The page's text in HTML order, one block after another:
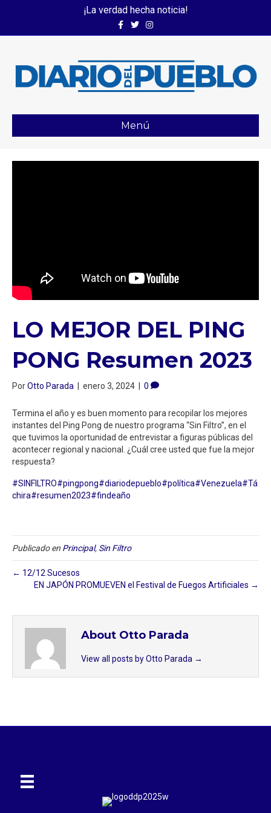
¡La verdad hecha noticia!
FacebookTwitterInstagram
Menú
LO MEJOR DEL PING
PONG Resumen 2023
PorOtto Parada enero 3, 2024 0
Termina el año y es buen momento para recopilar los mejores
instantes del Ping Pong de nuestro programa “Sin Filtro”, en el
que tuvimos la oportunidad de entrevistar a figuras públicas del
acontecer regional y nacional. ¿Cuál cree usted que fue la mejor
respuesta?
#SINFILTRO#pingpong#diariodepueblo#política#Venezuela#Tá
chira#resumen2023#findeaño
Publicado en Principal, Sin Filtro
← 12/12 Sucesos
EN JAPÓN PROMUEVEN el Festival de Fuegos Artificiales →
About Otto Parada
View all posts by Otto Parada →